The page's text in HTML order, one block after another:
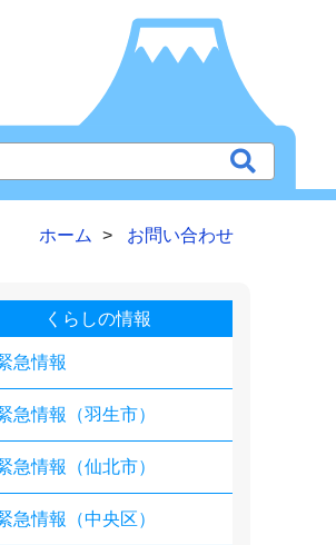
ホーム お問い合わせ
くらしの情報
急情報
急情報（羽生市）
急情報（仙北市）
急情報（中央区）